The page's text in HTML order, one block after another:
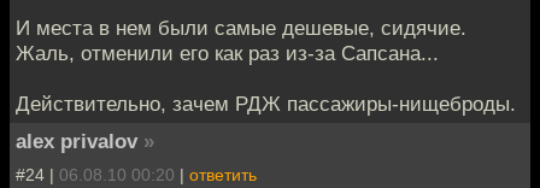
И места в нем были самые дешевые, сидячие.
Жаль, отменили его как раз из-за Сапсана...
Действительно, зачем РДЖ пассажиры-нищеброды.
alex privalov »
#24 | 06.08.10 00:20 | ответить